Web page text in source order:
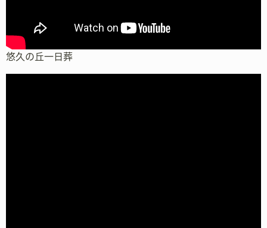
悠久の丘一日葬